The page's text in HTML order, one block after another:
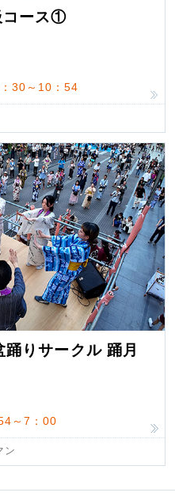
コース①
30～10：54
りサークル 踊月
～7：00
ン